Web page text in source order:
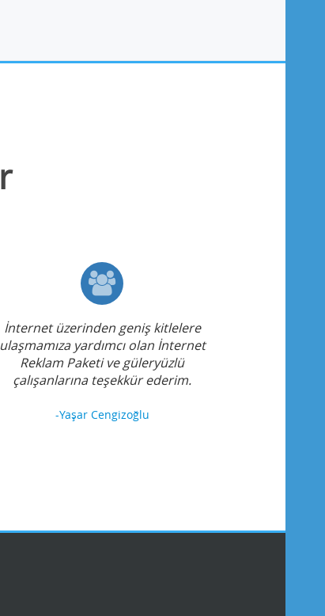
İnternet üzerinden geniş kitlelere
ulaşmamıza yardımcı olan İnternet
Reklam Paketi ve güleryüzlü
çalışanlarına teşekkür ederim.
-Yaşar Cengizoğlu